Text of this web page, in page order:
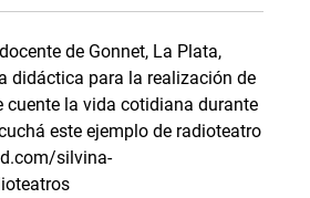
de Gonnet, La Plata,
didáctica para la realización de
cuente la vida cotidiana durante
este ejemplo de radioteatro
silvina-